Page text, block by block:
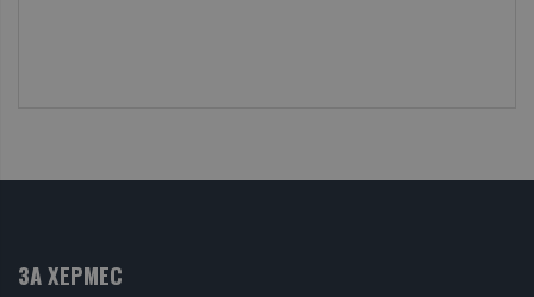
ЗА ХЕРМЕС